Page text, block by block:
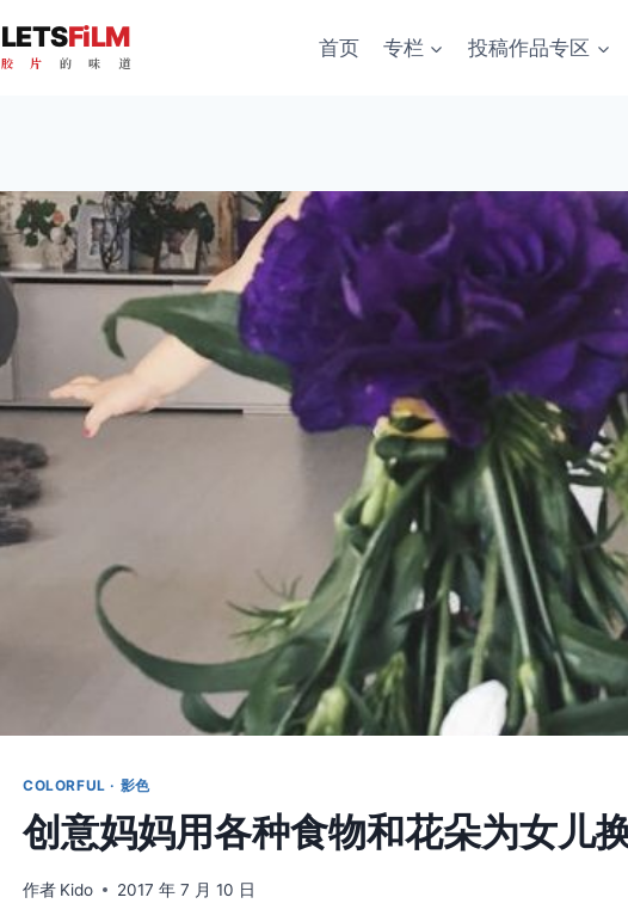
LETSFiLM
胶 片 的 味 道
首页 专栏 投稿作品专区
COLORFUL · 影色
创意妈妈用各种食物和花朵为女儿
作者 Kido 2017 年 7 月 10 日